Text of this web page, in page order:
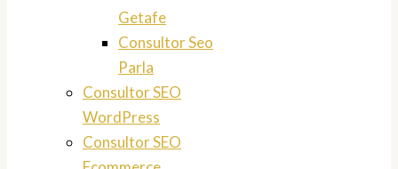
Getafe
Consultor Seo
Parla
Consultor SEO
WordPress
Consultor SEO